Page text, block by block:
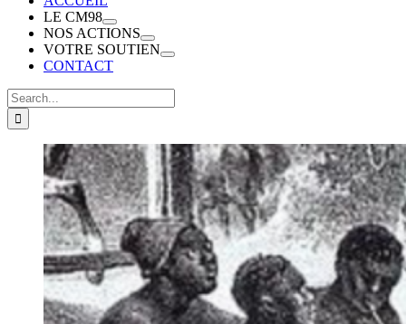
LE CM98
NOS ACTIONS
VOTRE SOUTIEN
CONTACT
Search
for: